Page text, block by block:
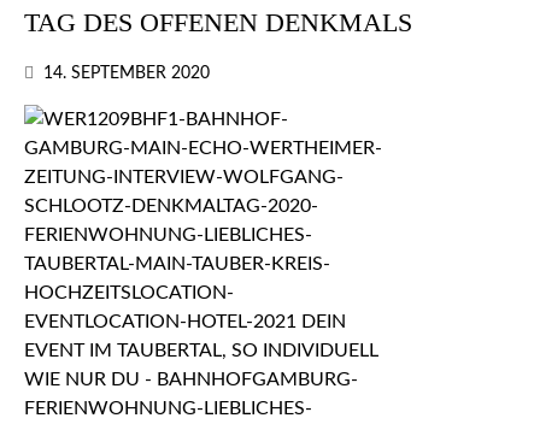
TAG DES OFFENEN DENKMALS
14. SEPTEMBER 2020